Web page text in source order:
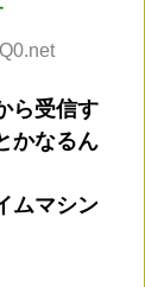
ら受信す
かなるん
ムマシン